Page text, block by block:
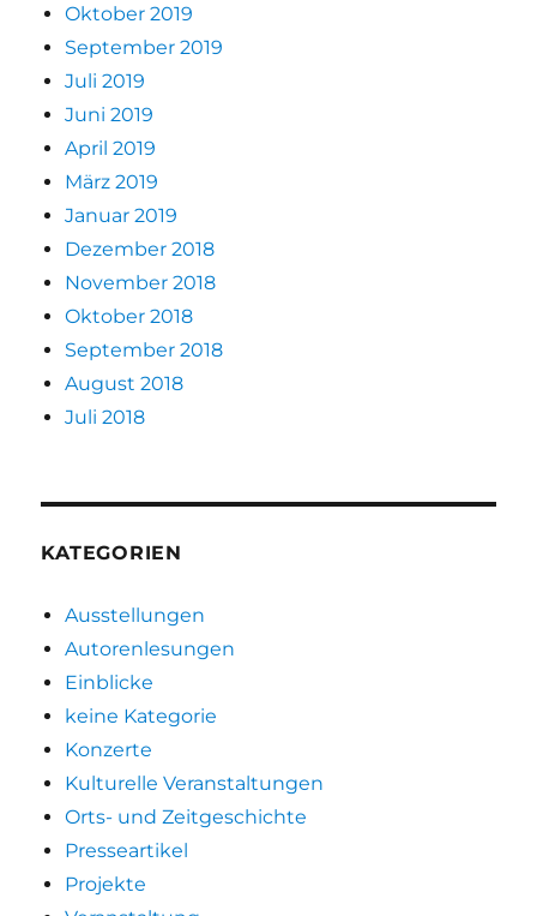
Oktober 2019
September 2019
Juli 2019
Juni 2019
April 2019
März 2019
Januar 2019
Dezember 2018
November 2018
Oktober 2018
September 2018
August 2018
Juli 2018
KATEGORIEN
Ausstellungen
Autorenlesungen
Einblicke
keine Kategorie
Konzerte
Kulturelle Veranstaltungen
Orts- und Zeitgeschichte
Presseartikel
Projekte